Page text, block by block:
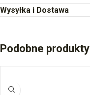
Wysyłka i Dostawa
Podobne produkty